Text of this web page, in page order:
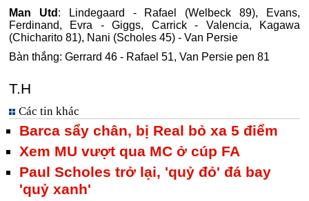
Man Utd : Lindegaard - Rafael (Welbeck 89), Evans,
Ferdinand, Evra - Giggs, Carrick - Valencia, Kagawa
(Chicharito 81), Nani (Scholes 45) - Van Persie
Bàn thắng: Gerrard 46 - Rafael 51, Van Persie pen 81
T.H
Các tin khác
Barca sẩy chân, bị Real bỏ xa 5 điểm
Xem MU vượt qua MC ở cúp FA
Paul Scholes trở lại, 'quỷ đỏ' đá bay
'quỷ xanh'